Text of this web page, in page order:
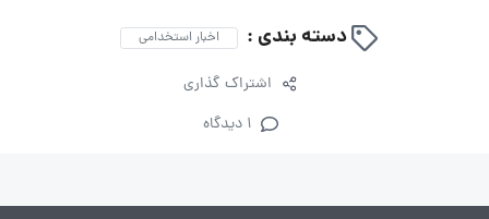
دسته بندی : اخبار استخدامی
اشتراک گذاری
1 دیدگاه